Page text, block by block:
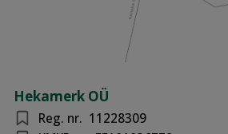
Hekamerk OÜ
Reg. nr. 11228309